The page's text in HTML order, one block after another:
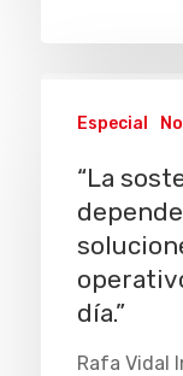
Especial
“La
día.”
Rafa Vidal